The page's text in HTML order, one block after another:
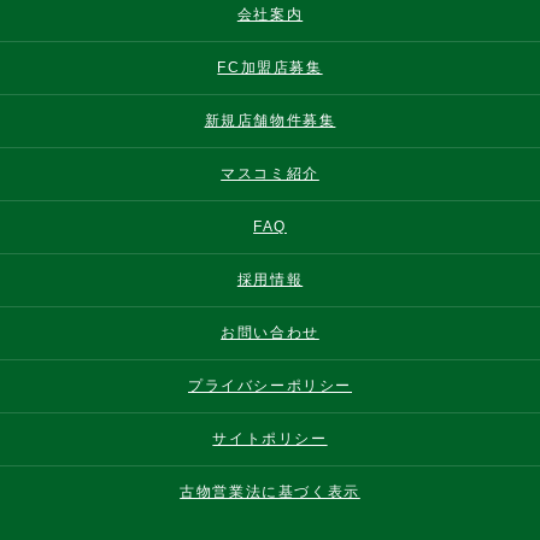
会社案内
FC加盟店募集
新規店舗物件募集
マスコミ紹介
FAQ
採用情報
お問い合わせ
プライバシーポリシー
サイトポリシー
古物営業法に基づく表示